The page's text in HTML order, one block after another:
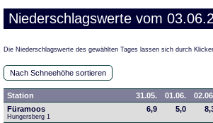
Niederschlagswerte vom
Die Niederschlagswerte des gewählten Tages lassen sich durch
Nach Schneehöhe sortieren
Station 31.05. 01.06.
Füramoos
Hungersberg 1
6,9 5,0